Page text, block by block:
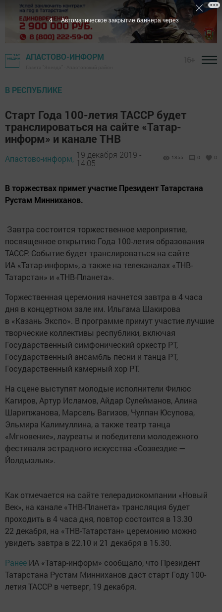
АПАСТОВО-ИНФОРМ
В РЕСПУБЛИКЕ
Старт Года 100-летия ТАССР будет
транслироваться на сайте «Татар-
информ» и канале ТНВ
Апастово-информ, 19 декабря 2019 -
14:05
1355 0 0
В торжествах примет участие Президент Татарстана
Рустам Минниханов.
Завтра состоится торжественное мероприятие,
посвященное открытию Года 100-летия образования
ТАССР. Событие будет транслироваться на сайте
ИА «Татар-информ», а также на телеканалах «ТНВ-
Татарстан» и «ТНВ-Планета».
Торжественная церемония начнется завтра в 4 часа
дня в концертном зале им. Ильгама Шакирова
в «Казань Экспо». В программе примут участие лучшие
творческие коллективы республики, включая
Государственный симфонический оркестр РТ,
Государственный ансамбль песни и танца РТ,
Государственный камерный хор РТ.
На сцене выступят молодые исполнители Филюс
Кагиров, Артур Исламов, Айдар Сулейманов, Алина
Шарипжанова, Марсель Вагизов, Чулпан Юсупова,
Эльмира Калимуллина, а также театр танца
«Мгновение», лауреаты и победители молодежного
фестиваля эстрадного искусства «Созвездие —
Йолдызлык».
Как отмечается на сайте телерадиокомпании «Новый
Век», на канале «ТНВ-Планета» трансляция будет
проходить в 4 часа дня, повтор состоится в 13.30
22 декабря, на «ТНВ-Татарстан» церемонию можно
увидеть завтра в 22.10 и 21 декабря в 15.30.
Ранее ИА «Татар-информ» сообщало, что Президент
Татарстана Рустам Минниханов даст старт Году 100-
летия ТАССР в четверг, 19 декабря.
3 Автоматическое закрытие баннера через